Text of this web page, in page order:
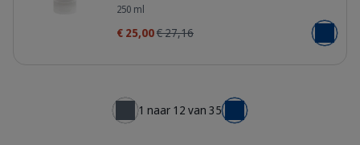
250 ml
€ 25,00€ 27,16 Voeg
← Vorige
1 naar 12 van 35
Volgende →